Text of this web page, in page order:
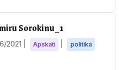
Sorokinu_1
2021 Apskati
politika